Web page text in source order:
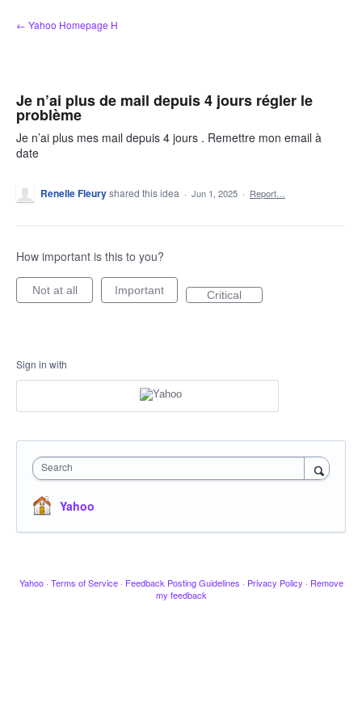
Skip
to
← Yahoo Homepage H
Je n’ai plus de mail depuis 4 jours régler le
problème
Je n’ai plus mes mail depuis 4 jours . Remettre mon email à
date
Renelle Fleuryshared this idea · Jun 1, 2025 · Report…
How important is this to you?
Not at all Important Critical
Sign in with
Search
Yahoo
Yahoo · Terms of Service · Feedback Posting Guidelines · Privacy Policy · Remove
my feedback